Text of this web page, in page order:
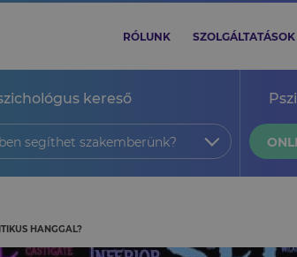
RÓLUNK SZOLGÁLTATÁSOK
kereső
segíthet szakemberünk?
HANGGAL?